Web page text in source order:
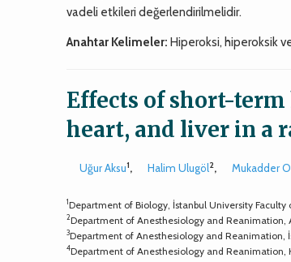
vadeli etkileri değerlendirilmelidir.
Anahtar Kelimeler: Hiperoksi, hiperoksik
Effects of short-
heart, and liver in a
Uğur Aksu1, Halim Ulugöl2, Mukadder
1Department of Biology, İstanbul University
2Department of Anesthesiology and Reanimation,
3Department of Anesthesiology and Reanimation,
4Department of Anesthesiology and